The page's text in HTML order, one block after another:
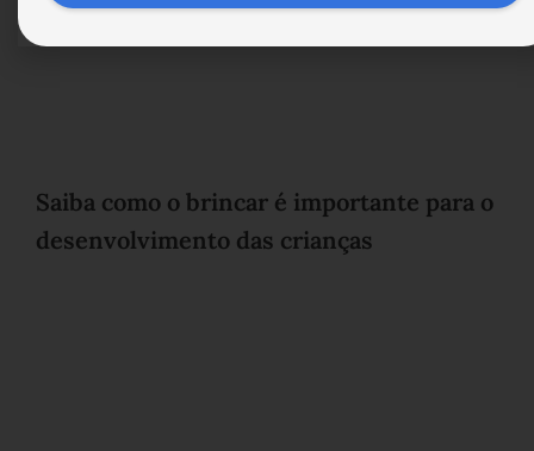
Saiba como o brincar é importante para o
desenvolvimento das crianças